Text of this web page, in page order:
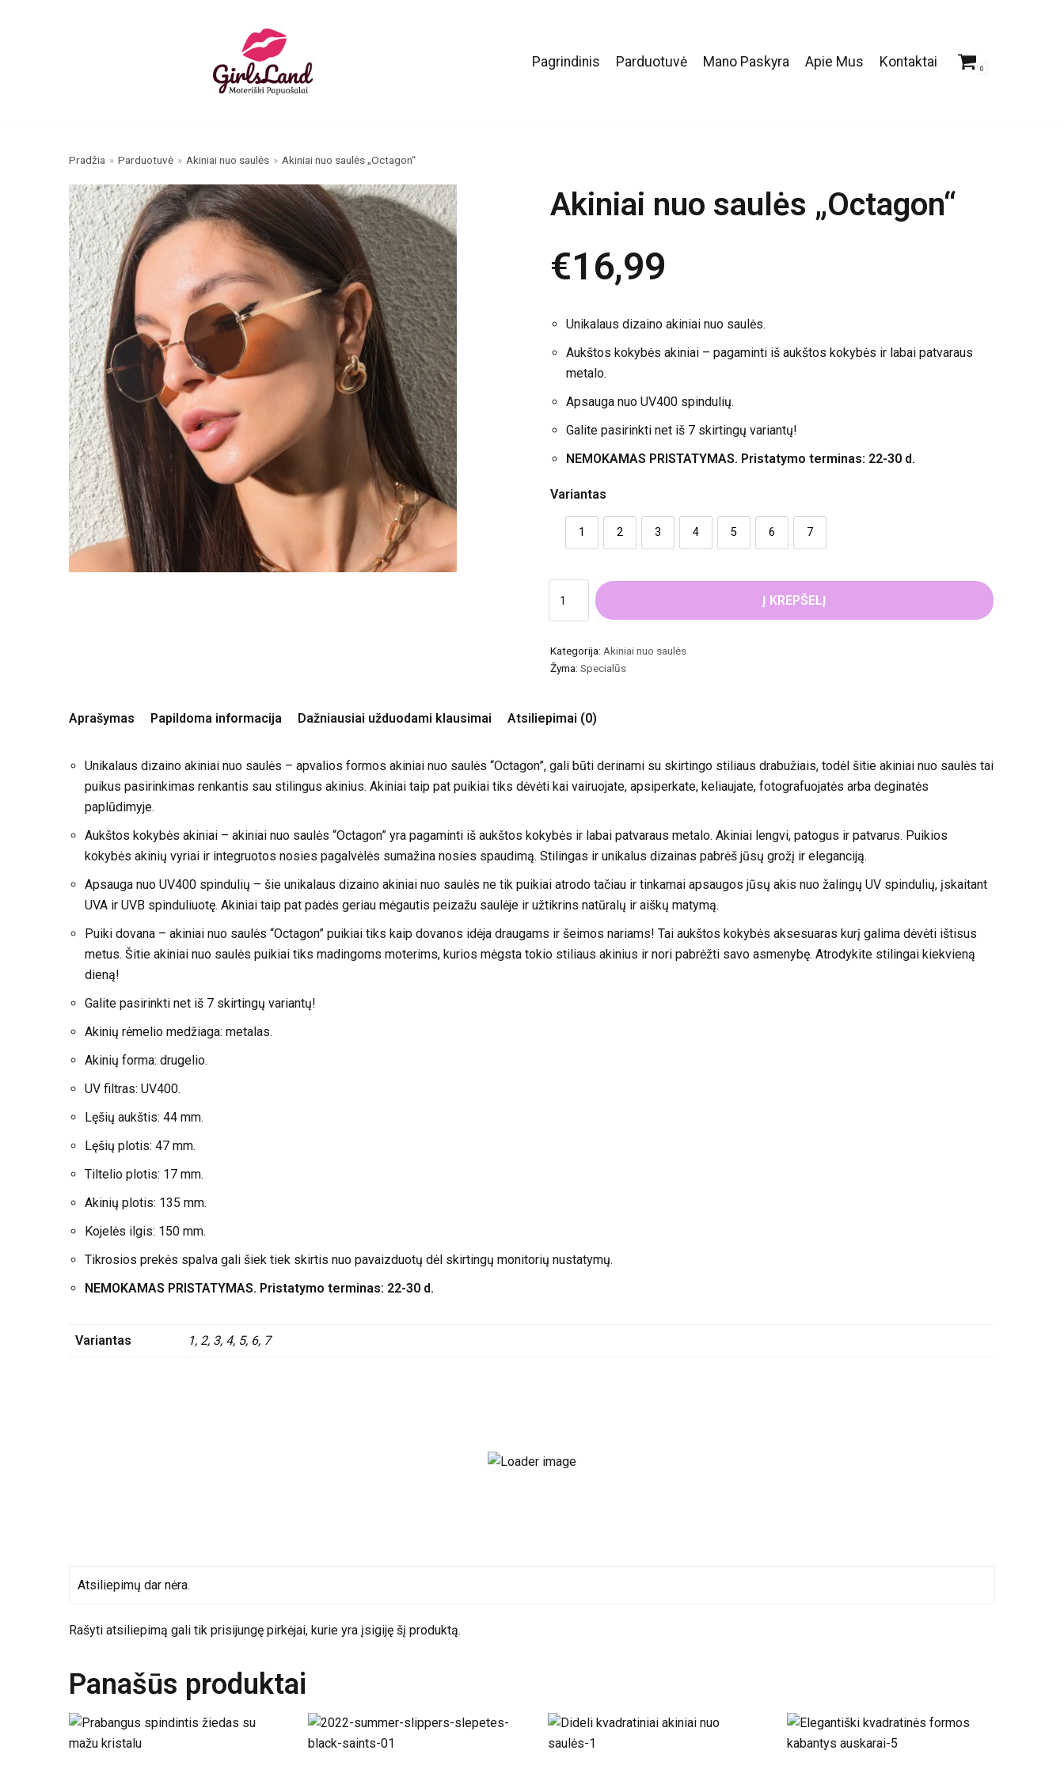
Pagrindinis Parduotuvė Mano Paskyra Apie Mus Kontaktai 0
Pradžia » Parduotuvė » Akiniai nuo saulės » Akiniai nuo saulės „Octagon“
Akiniai nuo saulės „Octagon“
€16,99
Unikalaus dizaino akiniai nuo saulės.
Aukštos kokybės akiniai – pagaminti iš aukštos kokybės ir labai patvaraus
metalo.
Apsauga nuo UV400 spindulių.
Galite pasirinkti net iš 7 skirtingų variantų!
NEMOKAMAS PRISTATYMAS. Pristatymo terminas: 22-30 d.
Variantas
1 2 3 4 5 6 7
Į KREPŠELĮ
Kategorija:Akiniai nuo saulės
Žyma:Specialūs
Aprašymas Papildoma informacija Dažniausiai užduodami klausimai Atsiliepimai (0)
Unikalaus dizaino akiniai nuo saulės – apvalios formos akiniai nuo saulės “Octagon”, gali būti derinami su skirtingo stiliaus drabužiais, todėl šitie akiniai nuo saulės tai
puikus pasirinkimas renkantis sau stilingus akinius. Akiniai taip pat puikiai tiks dėvėti kai vairuojate, apsiperkate, keliaujate, fotografuojatės arba deginatės
paplūdimyje.
Aukštos kokybės akiniai – akiniai nuo saulės “Octagon” yra pagaminti iš aukštos kokybės ir labai patvaraus metalo. Akiniai lengvi, patogus ir patvarus. Puikios
kokybės akinių vyriai ir integruotos nosies pagalvėlės sumažina nosies spaudimą. Stilingas ir unikalus dizainas pabrėš jūsų grožį ir eleganciją.
Apsauga nuo UV400 spindulių – šie unikalaus dizaino akiniai nuo saulės ne tik puikiai atrodo tačiau ir tinkamai apsaugos jūsų akis nuo žalingų UV spindulių, įskaitant
UVA ir UVB spinduliuotę. Akiniai taip pat padės geriau mėgautis peizažu saulėje ir užtikrins natūralų ir aiškų matymą.
Puiki dovana – akiniai nuo saulės “Octagon” puikiai tiks kaip dovanos idėja draugams ir šeimos nariams! Tai aukštos kokybės aksesuaras kurį galima dėvėti ištisus
metus. Šitie akiniai nuo saulės puikiai tiks madingoms moterims, kurios mėgsta tokio stiliaus akinius ir nori pabrėžti savo asmenybę. Atrodykite stilingai kiekvieną
dieną!
Galite pasirinkti net iš 7 skirtingų variantų!
Akinių rėmelio medžiaga: metalas.
Akinių forma: drugelio.
UV filtras: UV400.
Lęšių aukštis: 44 mm.
Lęšių plotis: 47 mm.
Tiltelio plotis: 17 mm.
Akinių plotis: 135 mm.
Kojelės ilgis: 150 mm.
Tikrosios prekės spalva gali šiek tiek skirtis nuo pavaizduotų dėl skirtingų monitorių nustatymų.
NEMOKAMAS PRISTATYMAS. Pristatymo terminas: 22-30 d.
Variantas 1, 2, 3, 4, 5, 6, 7
Atsiliepimų dar nėra.
Rašyti atsiliepimą gali tik prisijungę pirkėjai, kurie yra įsigiję šį produktą.
Panašūs produktai